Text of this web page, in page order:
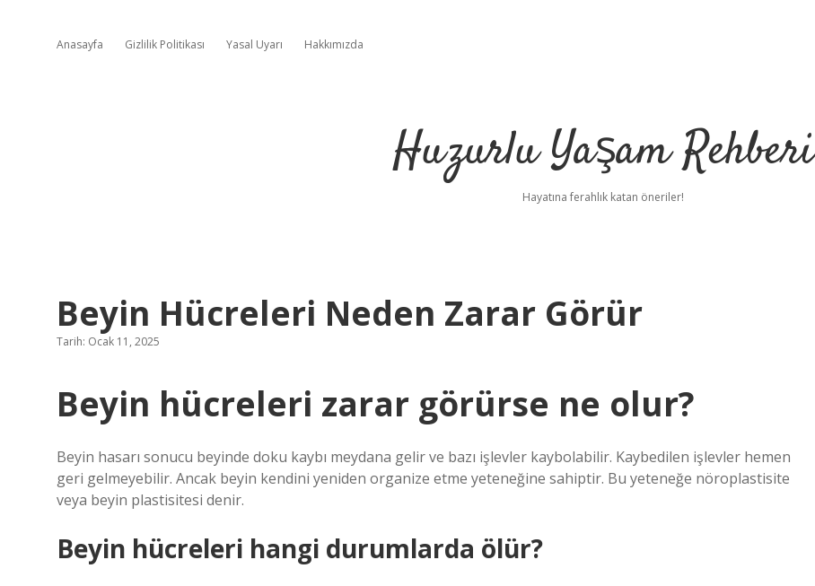
Anasayfa Gizlilik Politikası Yasal Uyarı Hakkımızda
Huzurlu Yaşam Rehberi
Hayatına ferahlık katan öneriler!
Beyin Hücreleri Neden Zarar Görür
Tarih: Ocak 11, 2025
Beyin hücreleri zarar görürse ne olur?
Beyin hasarı sonucu beyinde doku kaybı meydana gelir ve bazı işlevler kaybolabilir. Kaybedilen işlevler hemen
geri gelmeyebilir. Ancak beyin kendini yeniden organize etme yeteneğine sahiptir. Bu yeteneğe nöroplastisite
veya beyin plastisitesi denir.
Beyin hücreleri hangi durumlarda ölür?